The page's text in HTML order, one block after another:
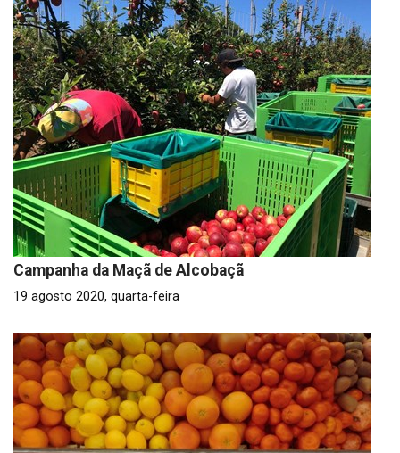
Campanha da Maçã de Alcobaçã
19 agosto 2020, quarta-feira